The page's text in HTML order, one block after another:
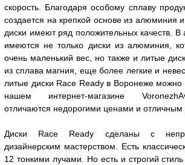
скорость. Благодаря особому сплаву
создается на крепкой основе из алюминия
диски имеют ряд положительных качеств. В
имеются не только диски из алюминия,
очень маленький вес, но также и литые
из сплава магния, еще более легкие и
литые диски Race Ready в Воронеже можно
нашем интернет-магазине
отличаются недорогими ценами и отличным
Диски Race Ready сделаны с
дизайнерским мастерством. Есть
12 тонкими лучами. Но есть и строгий